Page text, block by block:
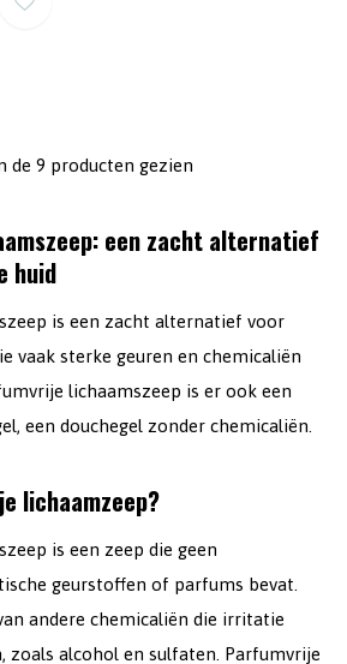
de 9 producten gezien
een zacht alternatief
huid
is een zacht alternatief voor
vaak sterke geuren en chemicaliën
lichaamszeep is er ook een
een douchegel zonder chemicaliën.
lichaamzeep?
is een zeep die geen
geurstoffen of parfums bevat.
andere chemicaliën die irritatie
zoals alcohol en sulfaten. Parfumvrije